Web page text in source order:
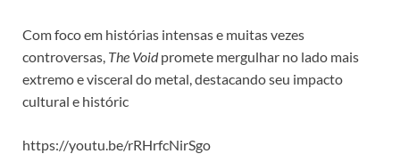
Com foco em histórias intensas e muitas vezes
controversas, The Voidpromete mergulhar no lado mais
extremo e visceral do metal, destacando seu impacto
cultural e históric
https://youtu.be/rRHrfcNirSgo